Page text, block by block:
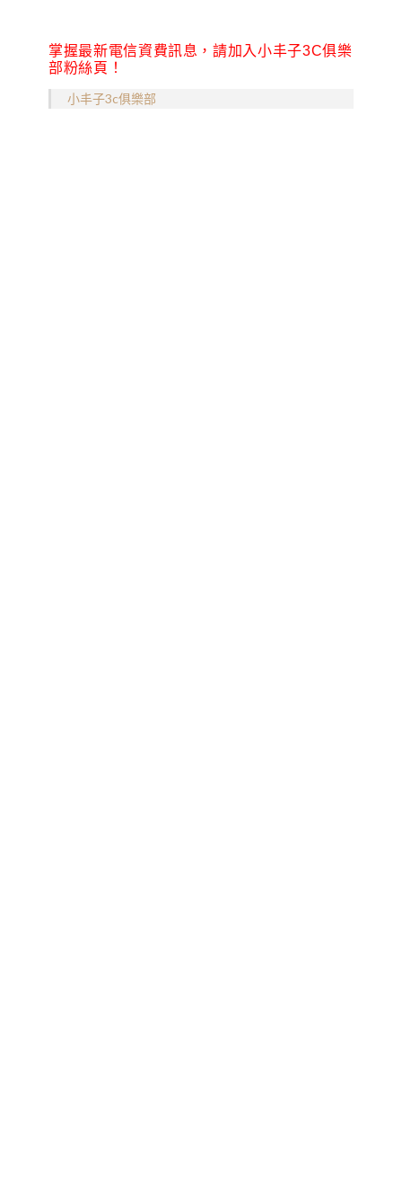
掌握最新電信資費訊息，請加入小丰子3C俱樂
部粉絲頁！
小丰子3c俱樂部